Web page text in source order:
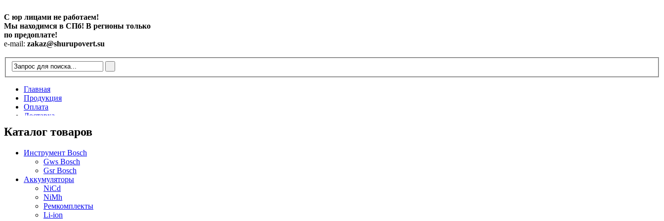
С юр лицами не работаем!
Мы находимся в СПб! В регионы только
по предоплате!
e-mail: zakaz@shurupovert.su
Главная
Продукция
Оплата
Доставка
Статьи
Каталог товаров
Инструмент Bosch
Gws Bosch
Gsr Bosch
Аккумуляторы
NiCd
NiMh
Ремкомплекты
Li-ion